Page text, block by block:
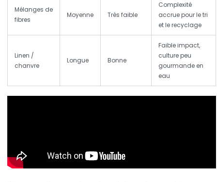
Mélanges de
fibres
Moyenne Très faible
Complexité
accrue pour le tri
et le recyclage
Linen /
chanvre
Longue Bonne
Faible impact,
culture peu
gourmande en
eau